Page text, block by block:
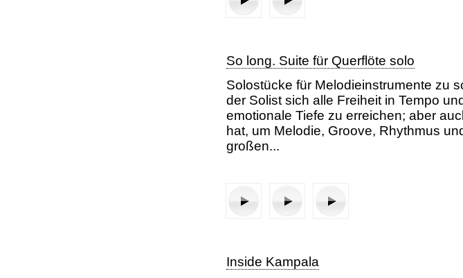
2. Satz: EkibuzoDritter Satz: Myzel me yom cwinyi (Freudentanz)
So long. Suite für Querflöte solo
Solostücke für Melodieinstrumente zu
der Solist sich alle Freiheit in Tempo
emotionale Tiefe zu erreichen; aber
hat, um Melodie, Groove, Rhythmus
großen...
Inside Kampala